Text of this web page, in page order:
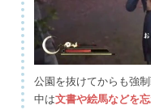
公園を抜けてからも強
中は文書や絵馬などを